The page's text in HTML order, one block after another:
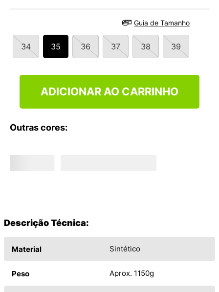
Guia de Tamanho
34 35 36 37 38 39
ADICIONAR AO CARRINHO
Outras cores:
Descrição Técnica:
Material Sintético
Peso Aprox. 1150g